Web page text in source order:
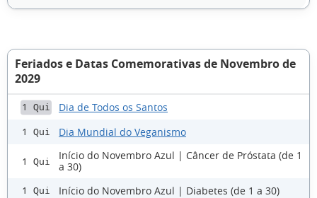
Feriados e Datas Comemorativas de Novembro de
2029
1 Qui Dia de Todos os Santos
1 Qui Dia Mundial do Veganismo
1 Qui
Início do Novembro Azul | Câncer de Próstata (de 1
a 30)
1 Qui Início do Novembro Azul | Diabetes (de 1 a 30)